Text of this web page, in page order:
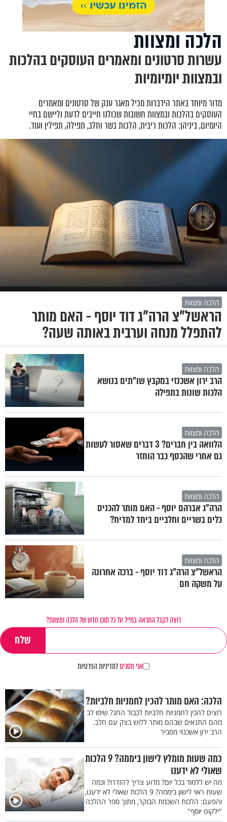
הלכה ומצוות
עשרות סרטונים ומאמרים העוסקים בהלכות
ובמצוות יומיומיות
מדור מיוחד באתר הידברות מכיל מאגר ענק של סרטונים ומאמרים
העוסקים בהלכות ובמצוות חשובות שכולנו חייבים לדעת וליישם בחיי
היומיום, ביניהן: הלכות ריבית, הלכות בשר וחלב, תפילה, תפילין ועוד.
הלכה ומצוות
הראשל"צ הרה"ג דוד יוסף - האם מותר
להתפלל מנחה וערבית באותה שעה?
הלכה ומצוות
הרב ירון אשכנזי במקבץ שו"תים בנושא
הלכות שונות בתפילה
הלכה ומצוות
הלוואה בין חברים? 3 דברים שאסור לעשות
גם אחרי שהכסף כבר הוחזר
הלכה ומצוות
הרה"ג אברהם יוסף - האם מותר להכניס
כלים בשריים וחלביים ביחד למדיח?
הלכה ומצוות
הראשל"צ הרה"ג דוד יוסף - ברכה אחרונה
על משקה חם
רוצה לקבל התראה במייל על כל תוכן חדש של הלכה ומצוות?
אני מסכיםלמדיניות הפרטיות
הלכה: האם מותר להכין לחמניות חלביות?
רוצים להכין לחמניות חלביות לכבוד החג? שימו לב
מהם התנאים שבהם מותר ללוש בצק עם חלב.
הרב ירון אשכנזי מסביר
כמה שעות מומלץ לישון ביממה? 9 הלכות
שאולי לא ידענו
מה יש ללמוד בכל יום? מדוע צריך להזדרז? וכמה
שעות ראוי לישון ביממה? 9 הלכות שאולי לא ידענו,
והפעם: הלכות השכמת הבוקר, מתוך ספר ההלכה
"ילקוט יוסף"